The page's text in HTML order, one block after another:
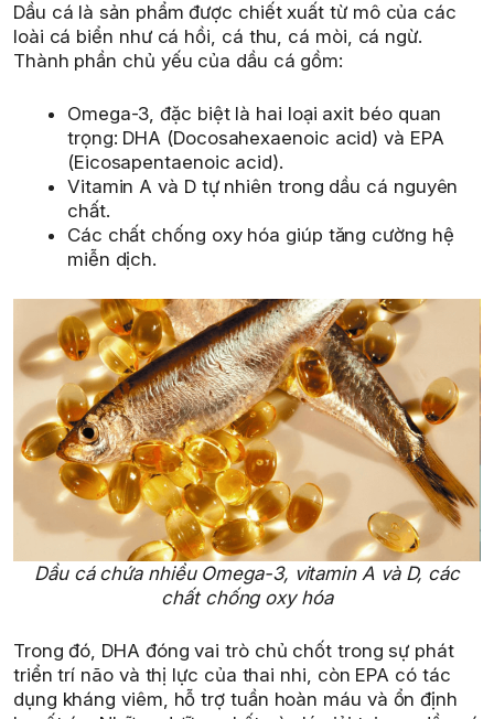
Dầu cá là sản phẩm được chiết xuất từ mô của các
loài cá biển như cá hồi, cá thu, cá mòi, cá ngừ.
Thành phần chủ yếu của dầu cá gồm:
Omega-3, đặc biệt là hai loại axit béo quan
trọng: DHA (Docosahexaenoic acid) và EPA
(Eicosapentaenoic acid).
Vitamin A và D tự nhiên trong dầu cá nguyên
chất.
Các chất chống oxy hóa giúp tăng cường hệ
miễn dịch.
Dầu cá chứa nhiều Omega-3, vitamin A và D, các
chất chống oxy hóa
Trong đó, DHA đóng vai trò chủ chốt trong sự phát
triển trí não và thị lực của thai nhi, còn EPA có tác
dụng kháng viêm, hỗ trợ tuần hoàn máu và ổn định